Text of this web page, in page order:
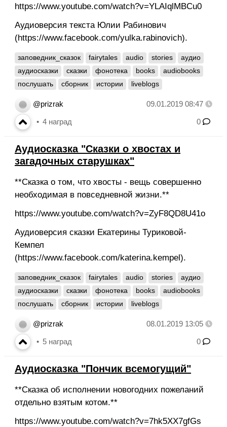
https://www.youtube.com/watch?v=YLAIqlMBCu0
Аудиоверсия текста Юлии Рабинович
(https://www.facebook.com/yulka.rabinovich).
заповедник_сказок fairytales audio stories
аудио
аудиосказки
сказки фонотека books
audiobooks
послушать
сборник истории liveblogs
@prizrak 09.01.2019 08:47
4 наград 0
Аудиосказка "Сказки о хвостах и
загадочных старушках"
**Сказка о том, что хвосты - вещь совершенно
необходимая в повседневной жизни.**
https://www.youtube.com/watch?v=ZyF8QD8U41o
Аудиоверсия сказки Екатерины Туриковой-
Кемпел
(https://www.facebook.com/katerina.kempel).
заповедник_сказок fairytales audio stories
аудио
аудиосказки
сказки фонотека books
audiobooks
послушать
сборник истории liveblogs
@prizrak 08.01.2019 13:05
5 наград 0
Аудиосказка "Пончик всемогущий"
**Сказка об исполнении новогодних пожеланий
отдельно взятым котом.**
https://www.youtube.com/watch?v=7hk5XX7gfGs